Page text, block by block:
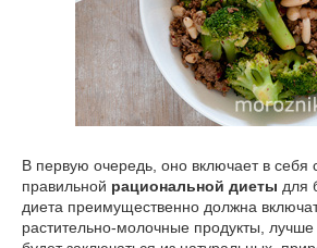
В первую очередь, оно включает в себя
правильной рациональной диеты для
диета преимущественно должна
растительно-молочные продукты, лучше